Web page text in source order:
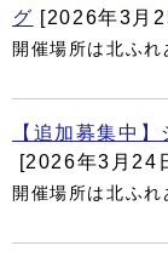
グ [2026年3月
開催場所は北ふ
【追加募集中
[2026年3月24
開催場所は北ふ